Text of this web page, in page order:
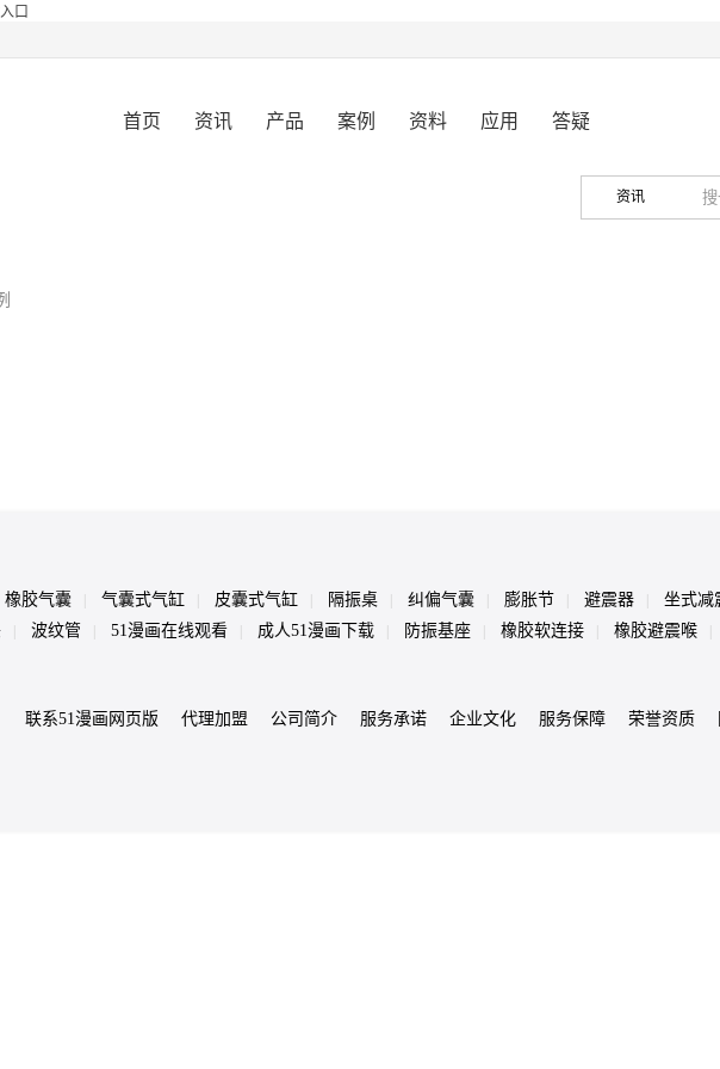
口
首页 资讯 产品 案例 资料 应用 答疑
资讯
橡胶气囊 气囊式气缸 皮囊式气缸 隔振桌 纠偏气囊 膨胀节 避震器 坐式减
波纹管 51漫画在线观看 成人51漫画下载 防振基座 橡胶软连接 橡胶避震喉
联系51漫画网页版 代理加盟 公司简介 服务承诺 企业文化 服务保障 荣誉资质